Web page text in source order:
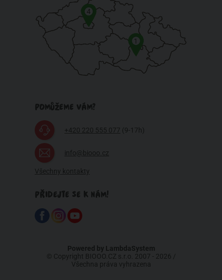
1
4
POMŮŽEME VÁM?
+420 220 555 077 (9-17h)
info@biooo.cz
Všechny kontakty
PŘIDEJTE SE K NÁM!
Powered by LambdaSystem
© Copyright BIOOO.CZ s.r.o. 2007 - 2026 /
Všechna práva vyhrazena